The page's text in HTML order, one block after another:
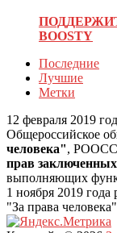
BOOSTY
Последние
Лучшие
Метки
12 февраля 2019
Общероссийское
человека",
прав
выполняющих
1 ноября 2019
"За права